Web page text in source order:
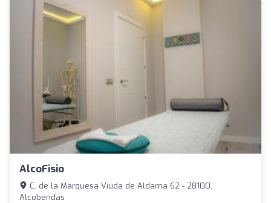
AlcoFisio
C. de la Marquesa Viuda de Aldama 62 - 28100,
Alcobendas